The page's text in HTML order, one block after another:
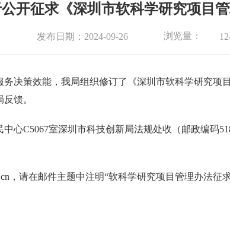
开征求《深圳市软科学研究项目
发布日期：2024-09-26 浏览量：
决策效能，我局组织修订了《深圳市软科学研究
馈。
心C5067室深圳市科技创新局法规处收（邮政编码
，请在邮件主题中注明“软科学研究项目管理办法征